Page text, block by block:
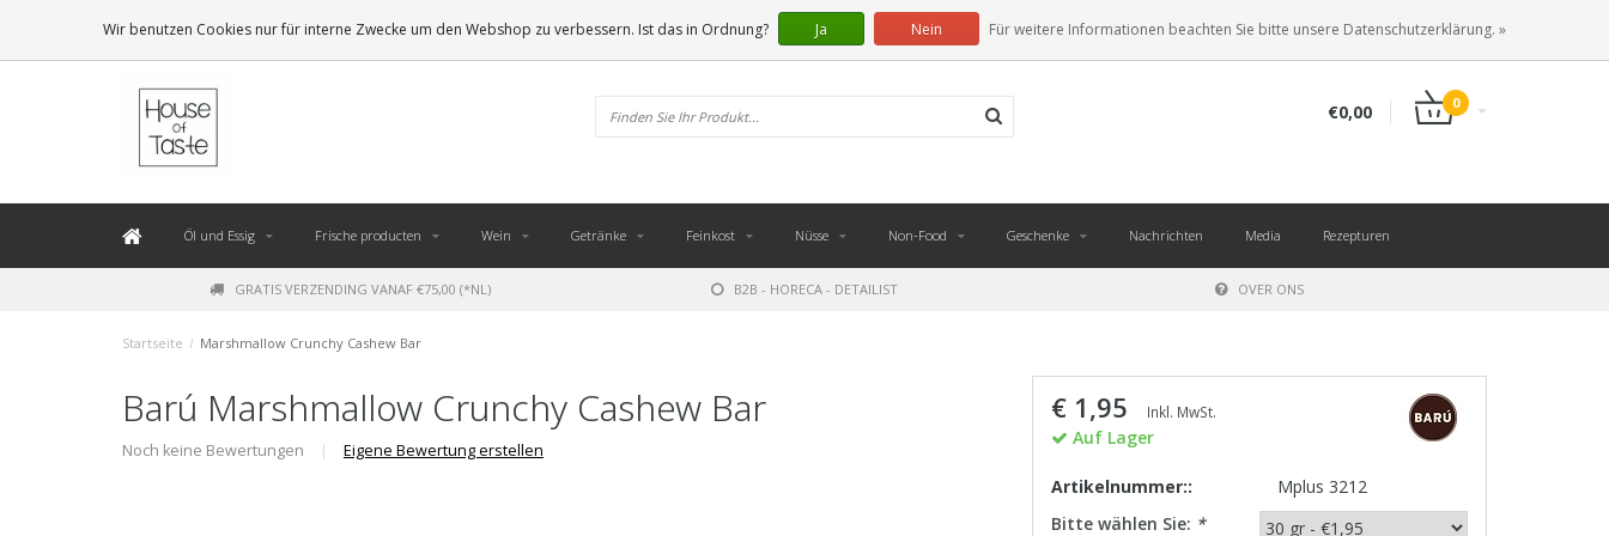
ANMELDEN KUNDENKONTO ANLEGEN
DE
€0,00 0
Öl und Essig Frische producten Wein Getränke Feinkost Nüsse Non-Food Geschenke Nachrichten Media Rezepturen
GRATIS VERZENDING VANAF €75,00 (*NL) B2B - HORECA - DETAILIST OVER ONS
Startseite / Marshmallow Crunchy Cashew Bar
Barú Marshmallow Crunchy Cashew Bar
Noch keine Bewertungen | Eigene Bewertung erstellen
€ 1,95 Inkl. MwSt.
Auf Lager
Artikelnummer::
Mplus 3212
Bitte wählen Sie: *
Wir benutzen Cookies nur für interne Zwecke um den Webshop zu verbessern. Ist das in Ordnung? Ja Nein Für weitere Informationen beachten Sie bitte unsere Datenschutzerklärung. »